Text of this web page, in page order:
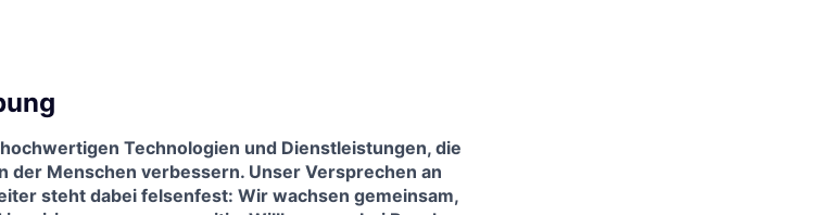
Technologien und Dienstleistungen, die
der Menschen verbessern. Unser Versprechen an
steht dabei felsenfest: Wir wachsen gemeinsam,